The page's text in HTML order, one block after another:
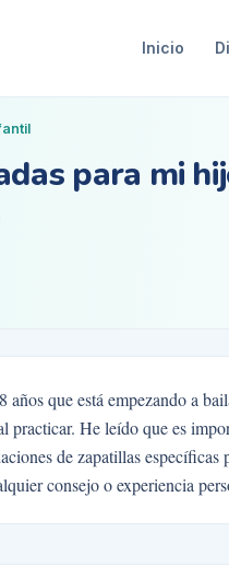
Inicio
para mi
que está empezando a
practicar. He leído que es
de zapatillas
consejo o experiencia